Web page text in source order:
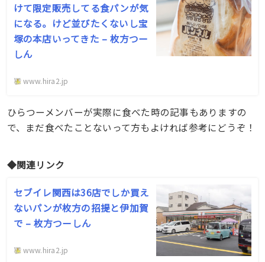
けて限定販売してる食パンが気
になる。けど並びたくないし宝
塚の本店いってきた – 枚方つー
しん
www.hira2.jp
ひらつーメンバーが実際に食べた時の記事もありますの
で、まだ食べたことないって方もよければ参考にどうぞ！
◆関連リンク
セブイレ関西は36店でしか買え
ないパンが枚方の招提と伊加賀
で – 枚方つーしん
www.hira2.jp